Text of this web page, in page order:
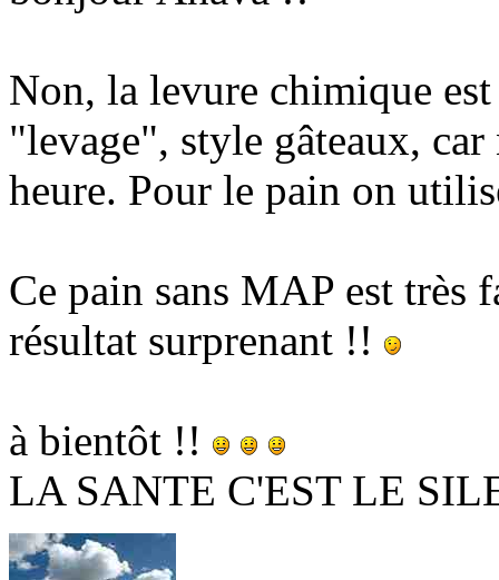
Non, la levure chimique
"levage", style gâteaux,
heure. Pour le pain on
Ce pain sans MAP est
résultat surprenant !!
à bientôt !!
LA SANTE C'EST LE